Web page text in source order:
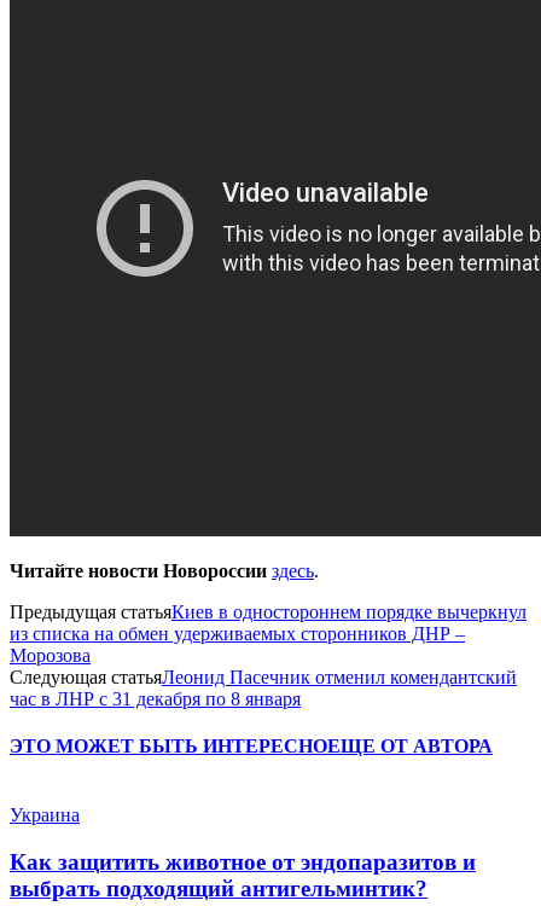
Читайте новости Новороссии здесь.
Предыдущая статьяКиев в одностороннем порядке вычеркнул
из списка на обмен удерживаемых сторонников ДНР –
Морозова
Следующая статьяЛеонид Пасечник отменил комендантский
час в ЛНР с 31 декабря по 8 января
ЭТО МОЖЕТ БЫТЬ ИНТЕРЕСНОЕЩЕ ОТ АВТОРА
Украина
Как защитить животное от эндопаразитов и
выбрать подходящий антигельминтик?